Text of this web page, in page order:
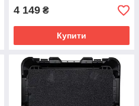
4 149 ₴
Купити